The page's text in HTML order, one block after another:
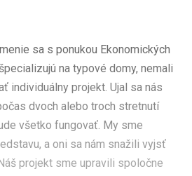
sa s ponukou Ekonomických
na typové domy, nemali
individuálny projekt. Ujal sa nás
dvoch alebo troch stretnutí
všetko fungovať. My sme
a oni sa nám snažili vyjsť
projekt sme upravili spoločne